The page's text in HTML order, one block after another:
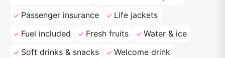
Passenger insurance
Life jackets
Fuel included
Fresh fruits
Water & ice
Soft drinks & snacks
Welcome drink